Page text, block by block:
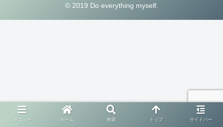
© 2019 Do everything myself.
メニュー ホーム 検索 トップ サイドバー